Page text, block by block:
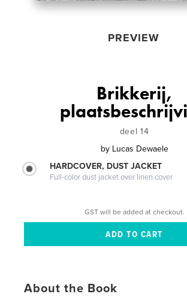
PREVIEW
Brikkerij,
deel 14
by Lucas Dewaele
HARDCOVER, DUST JACKET
Full-color dust jacket over linen cover
GST will be added at checkout.
About the Book